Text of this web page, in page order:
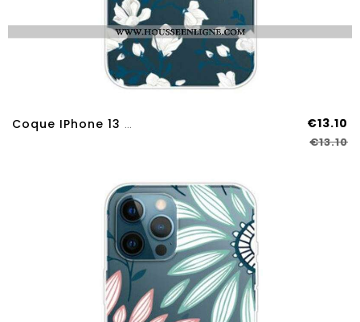
Coque IPhone 13 Pro Max Fleurs Blanches €13.10
€13.10